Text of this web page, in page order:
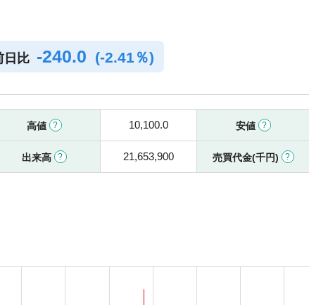
日比 -240.0 (-2.41％)
高値 10,100.0 安値
出来高 21,653,900 売買代金(千円)